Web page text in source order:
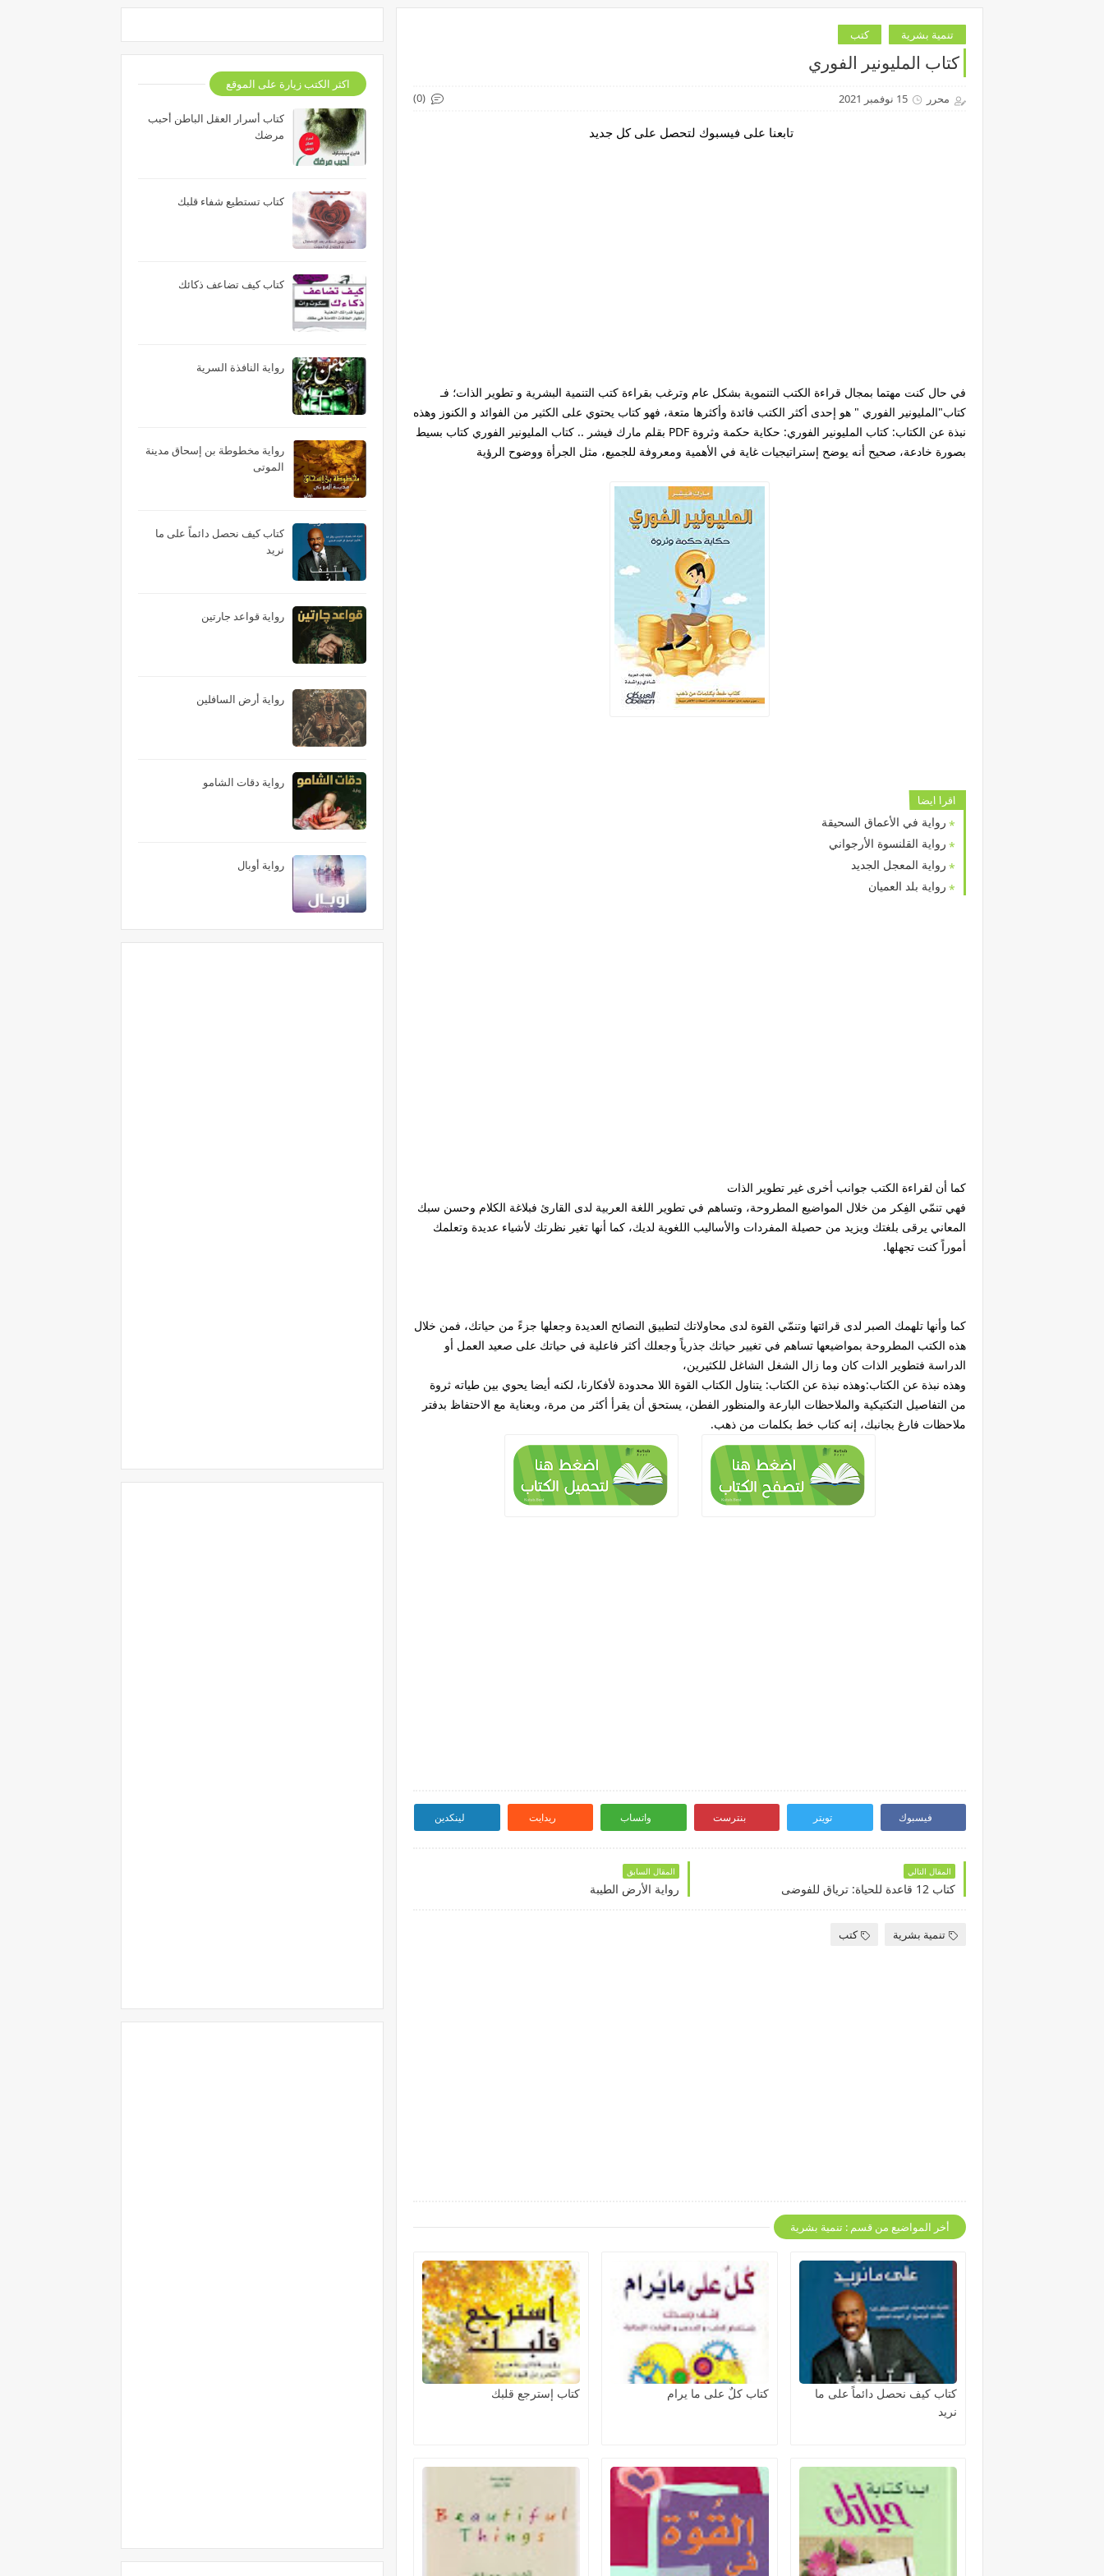
تنمية بشرية كتب
كتاب المليونير الفوري
محرر 15 نوفمبر 2021 (0)
تابعنا على فيسبوك لتحصل على كل جديد
في حال كنت مهتما بمجال قراءة الكتب التنموية بشكل عام وترغب بقراءة كتب التنمية البشرية و تطوير الذات؛ فـ
كتاب"المليونير الفوري " هو إحدى أكثر الكتب فائدة وأكثرها متعة، فهو كتاب يحتوي على الكثير من الفوائد و الكنوز وهذه
نبذة عن الكتاب: كتاب المليونير الفوري: حكاية حكمة وثروة PDF بقلم مارك فيشر .. كتاب المليونير الفوري كتاب بسيط
بصورة خادعة، صحيح أنه يوضح إستراتيجيات غاية في الأهمية ومعروفة للجميع، مثل الجرأة ووضوح الرؤية
اقرا ايضا
رواية في الأعماق السحيقة
رواية القلنسوة الأرجواني
رواية المعجل الجديد
رواية بلد العميان
كما أن لقراءة الكتب جوانب أخرى غير تطوير الذات
فهي تنمّي الفِكر من خلال المواضيع المطروحة، وتساهم في تطوير اللغة العربية لدى القارئ فبلاغة الكلام وحسن سبك
المعاني يرقى بلغتك ويزيد من حصيلة المفردات والأساليب اللغوية لديك، كما أنها تغير نظرتك لأشياء عديدة وتعلمك
أموراً كنت تجهلها.
كما وأنها تلهمك الصبر لدى قرائتها وتنمّي القوة لدى محاولاتك لتطبيق النصائح العديدة وجعلها جزءً من حياتك، فمن خلال
هذه الكتب المطروحة بمواضيعها تساهم في تغيير حياتك جذرياً وجعلك أكثر فاعلية في حياتك على صعيد العمل أو
الدراسة فتطوير الذات كان وما زال الشغل الشاغل للكثيرين،
وهذه نبذة عن الكتاب:وهذه نبذة عن الكتاب: يتناول الكتاب القوة اللا محدودة لأفكارنا، لكنه أيضا يحوي بين طياته ثروة
من التفاصيل التكتيكية والملاحظات البارعة والمنظور الفطن، يستحق أن يقرأ أكثر من مرة، وبعناية مع الاحتفاظ بدفتر
ملاحظات فارغ بجانبك، إنه كتاب خط بكلمات من ذهب.
فيسبوك تويتر بنترست واتساب ريدايت لينكدين
المقال التالي
كتاب 12 قاعدة للحياة: ترياق للفوضى
المقال السابق
رواية الأرض الطيبة
تنمية بشرية كتب
أخر المواضيع من قسم : تنمية بشرية
كتاب كيف نحصل دائماً على ما
نريد
كتاب كلٌ على ما يرام كتاب إسترجع قلبك
اكثر الكتب زيارة على الموقع
كتاب أسرار العقل الباطن أحبب
مرضك
كتاب تستطيع شفاء قلبك
كتاب كيف تضاعف ذكائك
رواية النافذة السرية
رواية مخطوطة بن إسحاق مدينة
الموتى
كتاب كيف نحصل دائماً على ما
نريد
رواية قواعد جارتين
رواية أرض السافلين
رواية دقات الشامو
رواية أوبال